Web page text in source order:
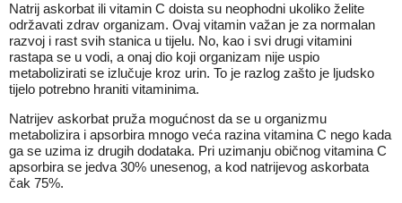
Natrij askorbat ili vitamin C doista su neophodni ukoliko želite
održavati zdrav organizam. Ovaj vitamin važan je za normalan
razvoj i rast svih stanica u tijelu. No, kao i svi drugi vitamini
rastapa se u vodi, a onaj dio koji organizam nije uspio
metabolizirati se izlučuje kroz urin. To je razlog zašto je ljudsko
tijelo potrebno hraniti vitaminima.
Natrijev askorbat pruža mogućnost da se u organizmu
metabolizira i apsorbira mnogo veća razina vitamina C nego kada
ga se uzima iz drugih dodataka. Pri uzimanju običnog vitamina C
apsorbira se jedva 30% unesenog, a kod natrijevog askorbata
čak 75%.